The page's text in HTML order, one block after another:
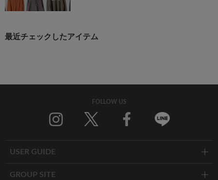
最近チェックしたアイテム
FOLLOW US
USER GUIDE
GROUP SITE